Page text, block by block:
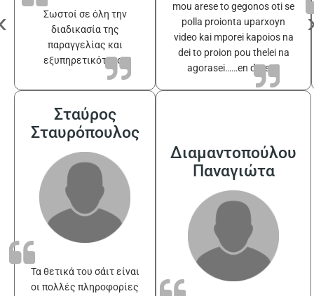
Σωστοί σε όλη την
διαδικασία της
παραγγελίας και
εξυπηρετικότατοι
mou arese to gegonos oti se
polla proionta uparxoyn
video kai mporei kapoios na
dei to proion pou thelei na
agorasei……en drasei!
Σταύρος
Σταυρόπουλος
Τα θετικά του σάιτ είναι
οι πολλές πληροφορίες
Διαμαντοπούλου
Παναγιώτα